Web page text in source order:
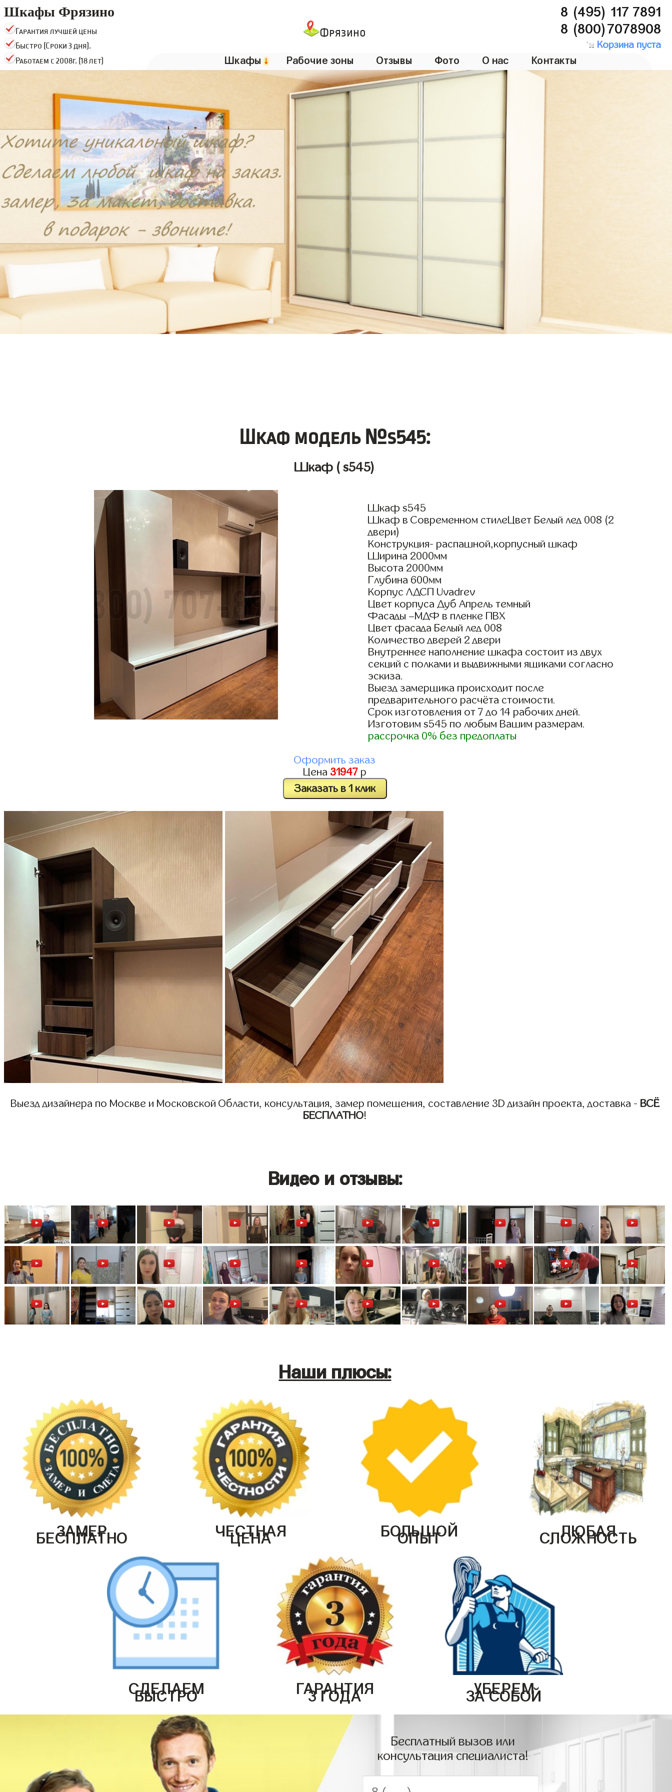
Шкафы Фрязино
Гарантия лучшей цены
Быстро (Сроки 3 дня).
Работаем с 2008г. (18 лет)
Фрязино
8 (495) 117 7891
8 (800)7078908
Корзина пуста
Шкафы↓ Рабочие зоны Отзывы Фото О нас Контакты
Шкаф модель №s545:
Шкаф ( s545)
Шкаф s545
Шкаф в Современном стилеЦвет Белый лед 008 (2
двери)
Конструкция- распашной,корпусный шкаф
Ширина 2000мм
Высота 2000мм
Глубина 600мм
Корпус ЛДСП Uvadrev
Цвет корпуса Дуб Апрель темный
Фасады –МДФ в пленке ПВХ
Цвет фасада Белый лед 008
Количество дверей 2 двери
Внутреннее наполнение шкафа состоит из двух
секций с полками и выдвижными ящиками согласно
эскиза.
Выезд замерщика происходит после
предварительного расчёта стоимости.
Срок изготовления от 7 до 14 рабочих дней.
Изготовим s545 по любым Вашим размерам.
рассрочка 0% без предоплаты
Оформить заказ
Цена 31947 р
Заказать в 1 клик
Выезд дизайнера по Москве и Московской Области, консультация, замер помещения, составление 3D дизайн проекта, доставка - ВСЁ
БЕСПЛАТНО!
Видео и отзывы:
Наши плюсы:
ЗАМЕР
БЕСПЛАТНО ЧЕСТНАЯ
ЦЕНА БОЛЬШОЙ
ОПЫТ ЛЮБАЯ
СЛОЖНОСТЬ
СДЕЛАЕМ
БЫСТРО ГАРАНТИЯ
3 ГОДА УБЕРЕМ
ЗА СОБОЙ
Бесплатный вызов или
консультация специалиста!